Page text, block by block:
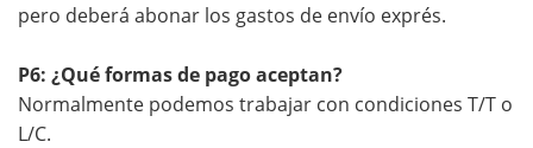
pero deberá abonar los gastos de envío exprés.
P6: ¿Qué formas de pago aceptan?
Normalmente podemos trabajar con condiciones T/T o
L/C.